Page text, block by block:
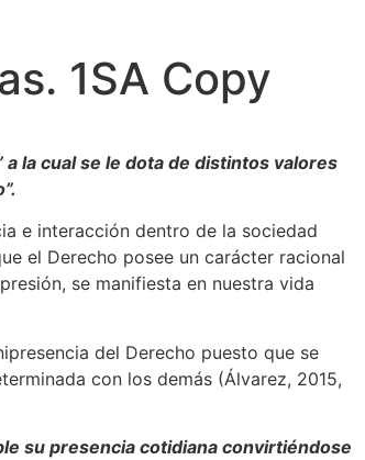
1SA Copy
a la cual se le dota de distintos valores
e interacción dentro de la sociedad
el Derecho posee un carácter racional
se manifiesta en nuestra vida
del Derecho puesto que se
con los demás (Álvarez, 2015,
su presencia cotidiana convirtiéndose